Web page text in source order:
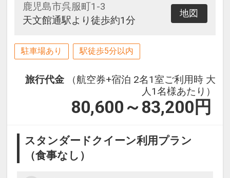
鹿児島市呉服町1-3
天文館通駅より徒歩約1分
地図
駐車場あり 駅徒歩5分以内
旅行代金
（航空券+宿泊 2名1室ご利用時 大
人1名様あたり）
80,600～83,200 円
スタンダードクイーン利用プラン
（食事なし）